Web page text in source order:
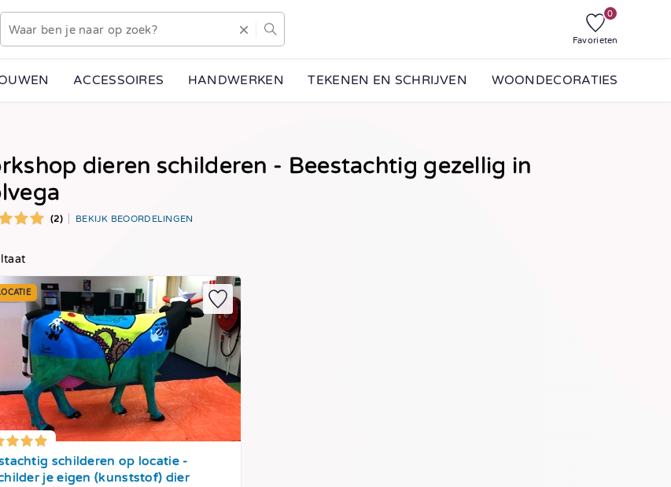
0
Favorieten
ACCESSOIRES HANDWERKEN TEKENEN EN SCHRIJVEN WOONDECORATIES
dieren schilderen - Beestachtig gezellig in
(2) BEKIJK BEOORDELINGEN
schilderen op locatie -
je eigen (kunststof) dier